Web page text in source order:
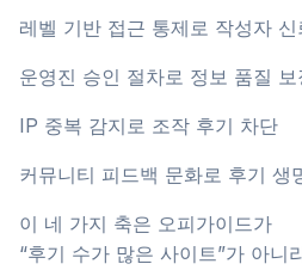
레벨 기반 접근 통제로 작성자 신
운영진 승인 절차로 정보 품질 보
IP 중복 감지로 조작 후기 차단
커뮤니티 피드백 문화로 후기 생
이 네 가지 축은 오피가이드가
“후기 수가 많은 사이트”가 아니